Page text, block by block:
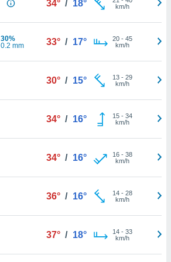
34° / 18°
km/h
30%
0.2 mm
33° / 17° 20- 45
km/h
30° / 15° 13- 29
km/h
34° / 16° 15- 34
km/h
34° / 16° 16- 38
km/h
36° / 16° 14- 28
km/h
37° / 18° 14- 33
km/h